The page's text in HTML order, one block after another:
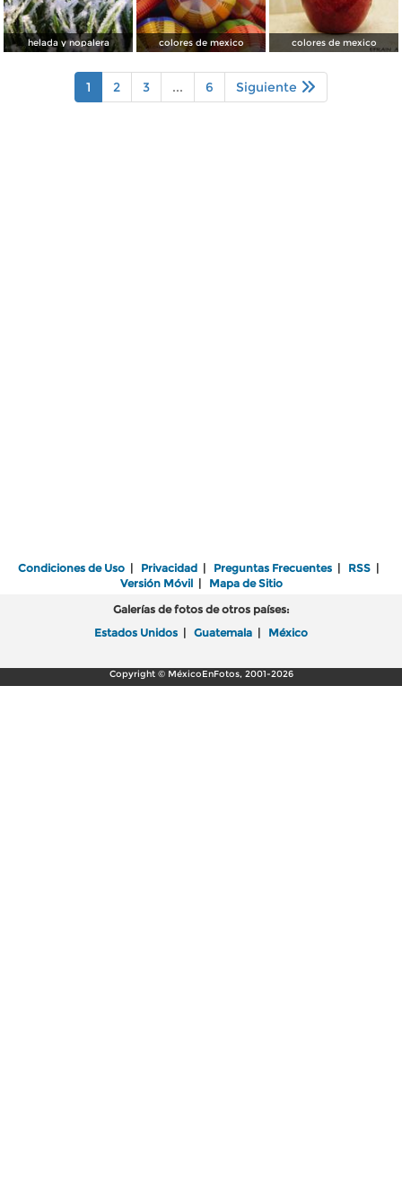
helada y nopalera colores de mexico colores de mexico
1 2 3 ... 6 Siguiente
Condiciones de Uso | Privacidad | Preguntas Frecuentes | RSS |
Versión Móvil| Mapa de Sitio
Galerías de fotos de otros países:
Estados Unidos | Guatemala | México
Copyright © MéxicoEnFotos, 2001-2026